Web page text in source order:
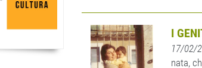
I
17/02/
nata,